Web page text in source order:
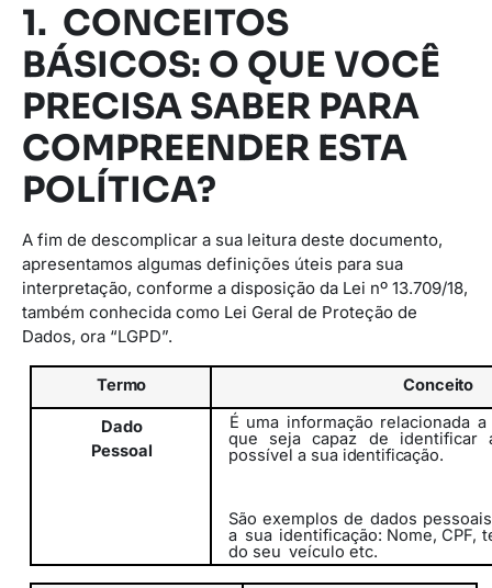
1. CONCEITOS
BÁSICOS: O QUE VOCÊ
PRECISA SABER PARA
COMPREENDER ESTA
POLÍTICA?
A fim de descomplicar a sua leitura deste documento,
apresentamos algumas definições úteis para sua
interpretação, conforme a disposição da Lei nº 13.709/18,
também conhecida como Lei Geral de Proteção de
Dados, ora “LGPD”.
Termo Conceito
Dado
Pessoal
É uma informação relacionada
que seja capaz de identificar
possível a sua identificação.
São exemplos de dados
a sua identificação: Nome, CPF,
do seu veículo etc.